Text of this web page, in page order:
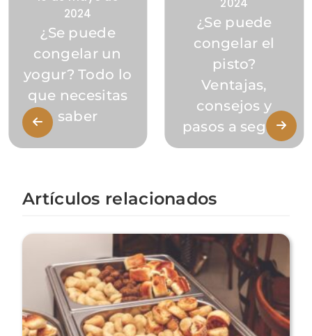
2024
¿Se puede
congelar un
yogur? Todo lo
que necesitas
saber
2024
¿Se puede
congelar el
pisto?
Ventajas,
consejos y
pasos a seguir
Artículos relacionados